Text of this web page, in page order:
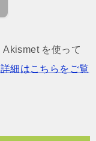
を使って
細はこちらをご覧